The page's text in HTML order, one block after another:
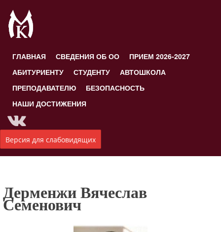
ГЛАВНАЯ СВЕДЕНИЯ ОБ ОО
ПРИЕМ 2026-2027
АБИТУРИЕНТУ
СТУДЕНТУ
АВТОШКОЛА
ПРЕПОДАВАТЕЛЮ
БЕЗОПАСНОСТЬ
НАШИ ДОСТИЖЕНИЯ
Версия для слабовидящих
Дерменжи Вячеслав
Семенович